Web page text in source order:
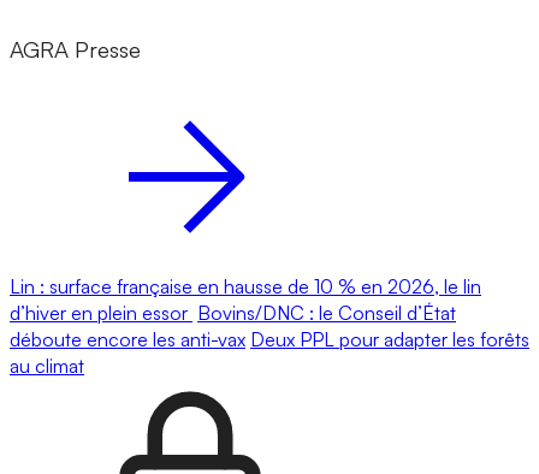
AGRA Presse
Lin : surface française en hausse de 10 % en 2026, le lin
d’hiver en plein essor Bovins/DNC : le Conseil d’État
déboute encore les anti-vax Deux PPL pour adapter les forêts
au climat